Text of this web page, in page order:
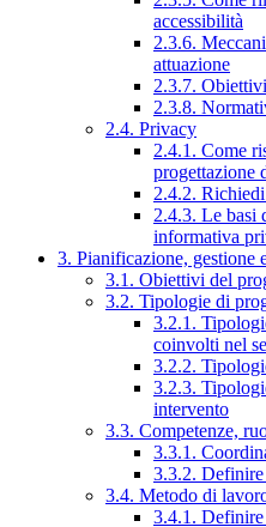
accessibilità
2.3.6.
attuazione
2.3.7.
2.3.8.
2.4. Privacy
2.4.1. Come
progettazione
2.4.2.
2.4.3. Le basi
informativa
3. Pianificazione, gestione
3.1. Obiettivi del
3.2. Tipologie di
3.2.1.
coinvolti nel
3.2.2.
3.2.3.
intervento
3.3. Competenze,
3.3.1.
3.3.2. Definire
3.4. Metodo di
3.4.1. Definire